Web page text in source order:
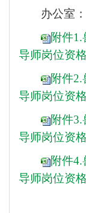
办公室：
附件
导师岗位资
附件
导师岗位资
附件
导师岗位资
附件
导师岗位资